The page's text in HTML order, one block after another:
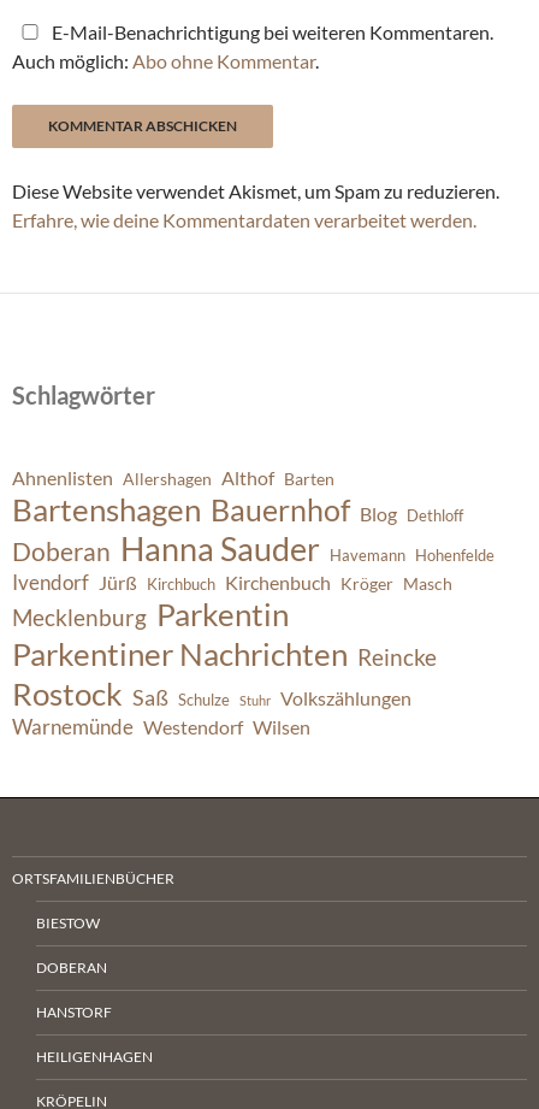
E-Mail-Benachrichtigung bei weiteren Kommentaren.
Auch möglich: Abo ohne Kommentar.
Diese Website verwendet Akismet, um Spam zu reduzieren.
Erfahre, wie deine Kommentardaten verarbeitet werden.
Schlagwörter
Ahnenlisten Allershagen Althof Barten
Bartenshagen Bauernhof Blog Dethloff
Doberan Hanna Sauder Havemann Hohenfelde
Ivendorf Jürß Kirchbuch Kirchenbuch Kröger Masch
Mecklenburg Parkentin
Parkentiner Nachrichten Reincke
Rostock Saß Schulze Stuhr Volkszählungen
Warnemünde Westendorf Wilsen
ORTSFAMILIENBÜCHER
BIESTOW
DOBERAN
HANSTORF
HEILIGENHAGEN
KRÖPELIN